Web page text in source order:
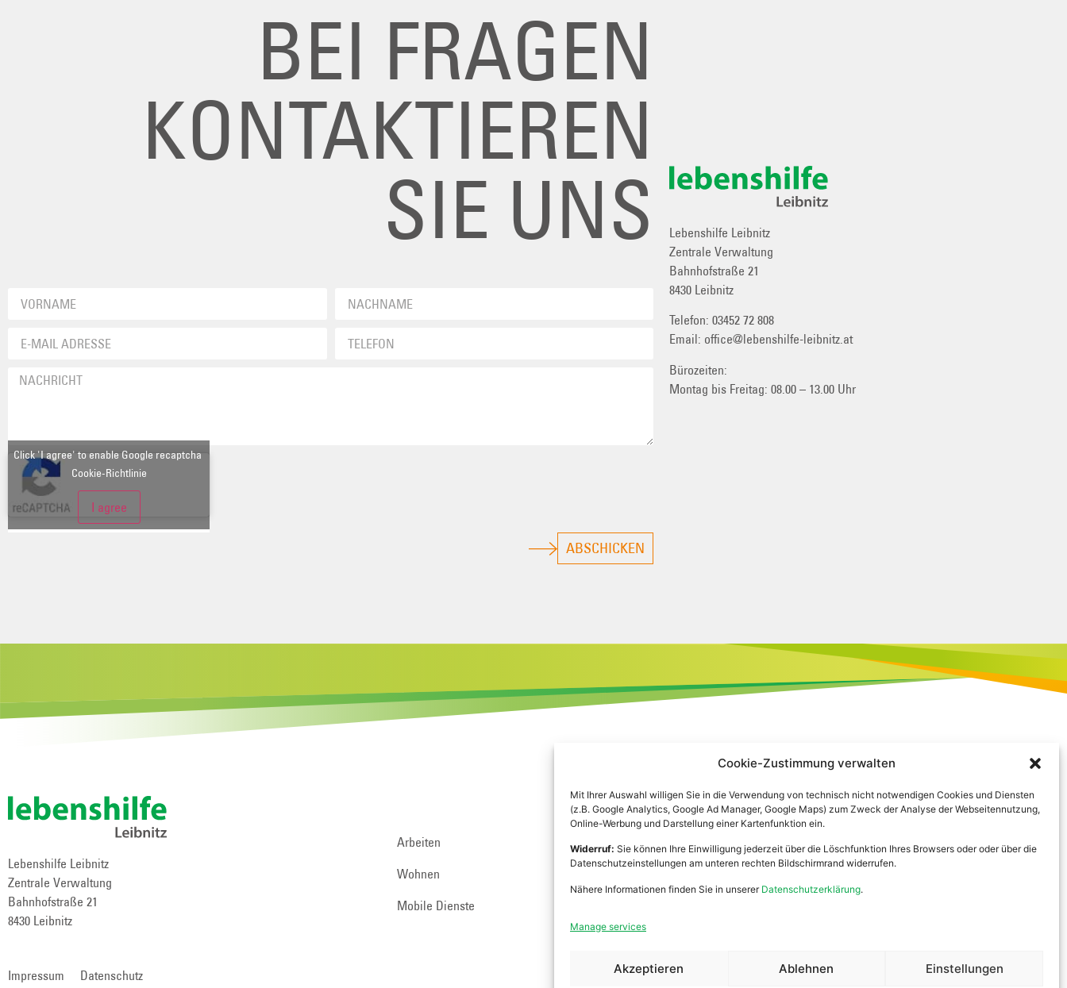
Cookie-Zustimmung verwalten
Mit Ihrer Auswahl willigen Sie in die Verwendung von technisch nicht notwendigen Cookies und Diensten
(z.B. Google Analytics, Google Ad Manager, Google Maps) zum Zweck der Analyse der Webseitennutzung,
Online-Werbung und Darstellung einer Kartenfunktion ein.
Widerruf: Sie können Ihre Einwilligung jederzeit über die Löschfunktion Ihres Browsers oder oder über die
Datenschutzeinstellungen am unteren rechten Bildschirmrand widerrufen.
Nähere Informationen finden Sie in unserer Datenschutzerklärung.
Manage services
Akzeptieren Ablehnen Einstellungen
BEI FRAGEN
KONTAKTIEREN
SIE UNS
Click 'I agree' to enable Google recaptcha
Cookie-Richtlinie
I agree
ABSCHICKEN
Lebenshilfe Leibnitz
Zentrale Verwaltung
Bahnhofstraße 21
8430 Leibnitz
Telefon:03452 72 808
Email: office@lebenshilfe-leibnitz.at
Bürozeiten:
Montag bis Freitag: 08.00 – 13.00 Uhr
Lebenshilfe Leibnitz
Zentrale Verwaltung
Bahnhofstraße 21
8430 Leibnitz
Arbeiten
Wohnen
Mobile Dienste
Über Uns
Zivildienst
Praktikum
Ehrenamt
Anfragen
Impressum Datenschutz